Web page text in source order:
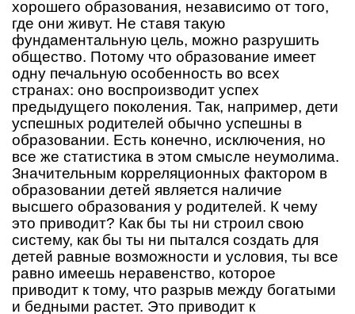
хорошего образования, независимо от того,
где они живут. Не ставя такую
фундаментальную цель, можно разрушить
общество. Потому что образование имеет
одну печальную особенность во всех
странах: оно воспроизводит успех
предыдущего поколения. Так, например, дети
успешных родителей обычно успешны в
образовании. Есть конечно, исключения, но
все же статистика в этом смысле неумолима.
Значительным корреляционных фактором в
образовании детей является наличие
высшего образования у родителей. К чему
это приводит? Как бы ты ни строил свою
систему, как бы ты ни пытался создать для
детей равные возможности и условия, ты все
равно имеешь неравенство, которое
приводит к тому, что разрыв между богатыми
и бедными растет. Это приводит к